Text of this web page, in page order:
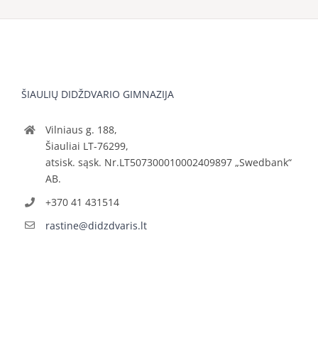
ŠIAULIŲ DIDŽDVARIO GIMNAZIJA
Vilniaus g. 188,
Šiauliai LT-76299,
atsisk. sąsk. Nr.LT507300010002409897 „Swedbank“
AB.
+370 41 431514
rastine@didzdvaris.lt